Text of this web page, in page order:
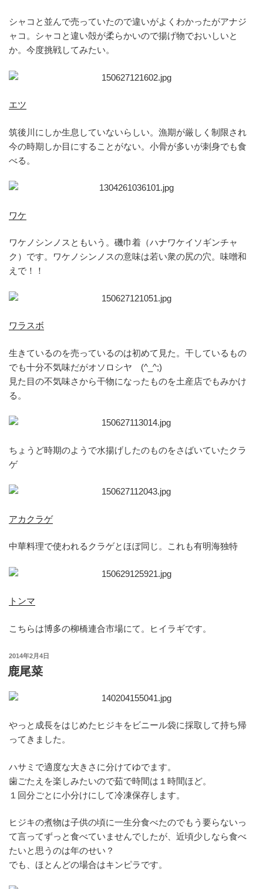
シャコと並んで売っていたので違いがよくわかったがアナジ
ャコ。シャコと違い殻が柔らかいので揚げ物でおいしいと
か。今度挑戦してみたい。
エツ
筑後川にしか生息していないらしい。漁期が厳しく制限され
今の時期しか目にすることがない。小骨が多いが刺身でも食
べる。
ワケ
ワケノシンノスともいう。磯巾着（ハナワケイソギンチャ
ク）です。ワケノシンノスの意味は若い衆の尻の穴。味噌和
えで！！
ワラスボ
生きているのを売っているのは初めて見た。干しているもの
でも十分不気味だがオソロシヤ (^_^;)
見た目の不気味さから干物になったものを土産店でもみかけ
る。
ちょうど時期のようで水揚げしたのものをさばいていたクラ
ゲ
アカクラゲ
中華料理で使われるクラゲとほぼ同じ。これも有明海独特
トンマ
こちらは博多の柳橋連合市場にて。ヒイラギです。
投
稿
日:
2014年2月4日
鹿尾菜
やっと成長をはじめたヒジキをビニール袋に採取して持ち帰
ってきました。
ハサミで適度な大きさに分けてゆでます。
歯ごたえを楽しみたいので茹で時間は１時間ほど。
１回分ごとに小分けにして冷凍保存します。
ヒジキの煮物は子供の頃に一生分食べたのでもう要らないっ
て言ってずっと食べていませんでしたが、近頃少しなら食べ
たいと思うのは年のせい？
でも、ほとんどの場合はキンピラです。